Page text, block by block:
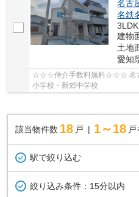
名古
名鉄
3LDK
建物
土地
愛知
☆☆☆仲介手数料無料☆☆☆ 名古
小学校・新郊中学校
該当物件数 18 戸 1～18
駅で絞り込む
絞り込み条件： 15分以内